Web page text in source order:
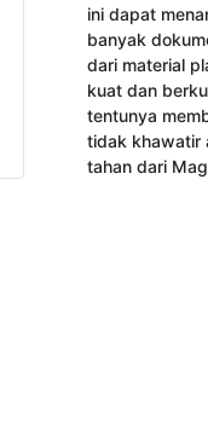
ini dapat
banyak
dari material
kuat dan
tentunya
tidak khawatir
tahan dari